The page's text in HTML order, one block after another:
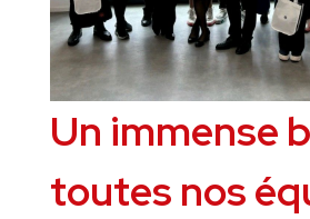
Un immense
toutes nos